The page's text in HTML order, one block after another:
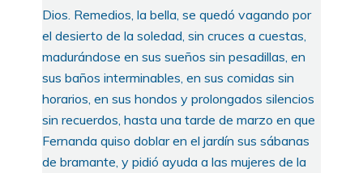
Dios. Remedios, la bella, se quedó vagando por
el desierto de la soledad, sin cruces a cuestas,
madurándose en sus sueños sin pesadillas, en
sus baños interminables, en sus comidas sin
horarios, en sus hondos y prolongados silencios
sin recuerdos, hasta una tarde de marzo en que
Fernanda quiso doblar en el jardín sus sábanas
de bramante, y pidió ayuda a las mujeres de la